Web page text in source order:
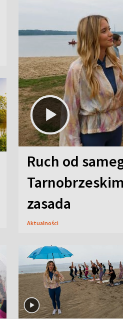
Ruch od
zasada
Aktualności